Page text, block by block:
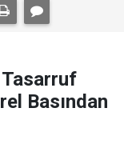
Basından